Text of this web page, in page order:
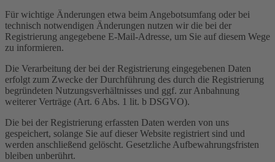
Für wichtige Änderungen etwa beim Angebotsumfang oder bei
technisch notwendigen Änderungen nutzen wir die bei der
Registrierung angegebene E-Mail-Adresse, um Sie auf diesem Wege
zu informieren.
Die Verarbeitung der bei der Registrierung eingegebenen Daten
erfolgt zum Zwecke der Durchführung des durch die Registrierung
begründeten Nutzungsverhältnisses und ggf. zur Anbahnung
weiterer Verträge (Art. 6 Abs. 1 lit. b DSGVO).
Die bei der Registrierung erfassten Daten werden von uns
gespeichert, solange Sie auf dieser Website registriert sind und
werden anschließend gelöscht. Gesetzliche Aufbewahrungsfristen
bleiben unberührt.